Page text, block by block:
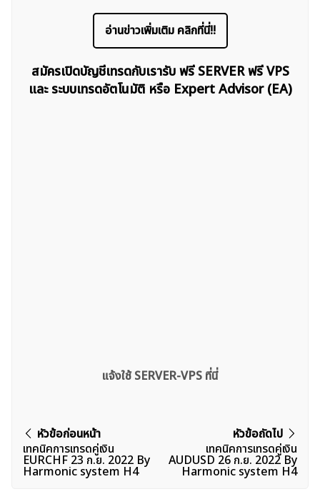
ค้นหา
สำหรับ:
อ่านข่าวเพิ่มเติม คลิกที่นี่!!
สมัครเปิดบัญชีเทรดกับเรารับ ฟรี SERVER ฟรี VPS
และ ระบบเทรดอัตโนมัติ หรือ Expert Advisor (EA)
แจ้งใช้ SERVER-VPS ที่นี่
แนะแนว
เรื่อง
หัวข้อก่อนหน้า
เทคนิคการเทรดคู่เงิน
EURCHF 23 ก.ย. 2022 By
Harmonic system H4
หัวข้อถัดไป
เทคนิคการเทรดคู่เงิน
AUDUSD 26 ก.ย. 2022 By
Harmonic system H4